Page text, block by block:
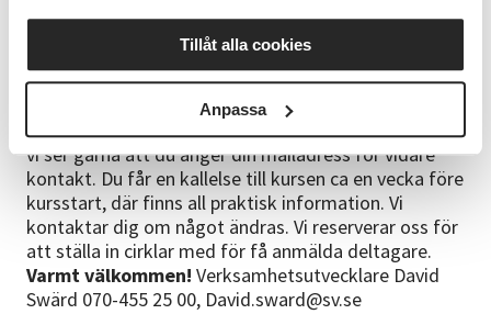
Tillåt alla cookies
Anpassa
Träff nummer 5 är en fortsättning på
träff nummer fyra och kommer även den handla om
Jean Baptiste BernadotteLokal:Föreläsningarna
hålls på Studieförbundet Vuxenskolan, Kolonivägen 5,
VästervikBra att veta:Din anmälan är bindande och
vi ser gärna att du anger din mailadress för vidare
kontakt. Du får en kallelse till kursen ca en vecka före
kursstart, där finns all praktisk information. Vi
kontaktar dig om något ändras. Vi reserverar oss för
att ställa in cirklar med för få anmälda deltagare.
Varmt välkommen! Verksamhetsutvecklare David
Swärd 070-455 25 00, David.sward@sv.se